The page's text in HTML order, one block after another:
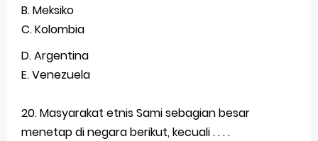
B. Meksiko
C. Kolombia
D. Argentina
E. Venezuela
20. Masyarakat etnis Sami sebagian besar
menetap di negara berikut, kecuali . . . .